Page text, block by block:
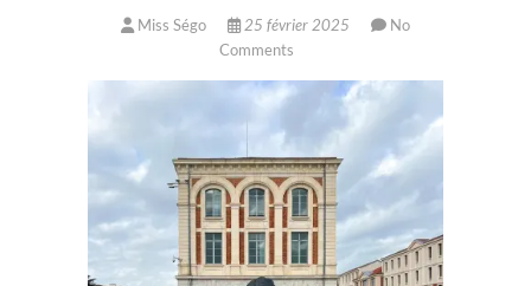
Miss Ségo 25 février 2025
No
Comments